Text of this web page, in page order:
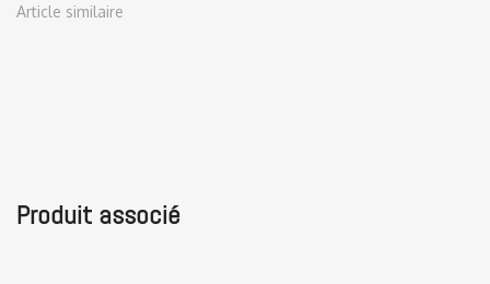
Article similaire
Produit associé